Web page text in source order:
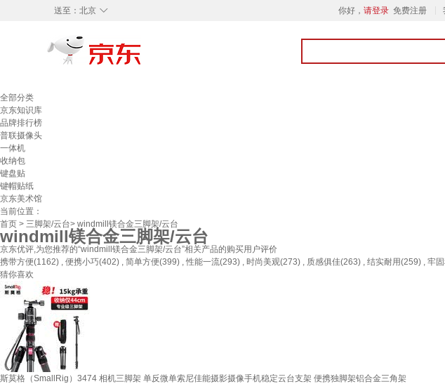
◇
送至： 北京 你好， 请登录 免费注册
全部分类
京东知识库
品牌排行榜
普联摄像头
一体机
收纳包
键盘贴
键帽贴纸
京东美术馆
当前位置：
首页 > 三脚架/云台> windmill镁合金三脚架/云台
windmill镁合金三脚架/云台
京东优评,为您推荐的“windmill镁合金三脚架/云台”相关产品的购买用户评价
携带方便(1162) , 便携小巧(402) , 简单方便(399) , 性能一流(293) , 时尚美观(273) , 质感俱佳(263) , 结实耐用(259) , 牢
猜你喜欢
斯莫格（SmallRig）3474 相机三脚架 单反微单索尼佳能摄影摄像手机稳定云台支架 便携独脚架铝合金三角架